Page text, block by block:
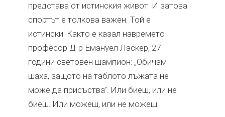
представа от истинския живот. И затова
спортът е толкова важен. Той е
истински. Както е казал навремето
професор Д-р Емануел Ласкер, 27
години световен шампион: „Обичам
шаха, защото на таблото лъжата не
може да присъства”. Или биеш, или не
биеш. Или можеш, или не можеш.